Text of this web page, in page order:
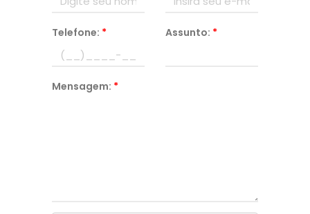
Telefone: * Assunto: *
Mensagem: *